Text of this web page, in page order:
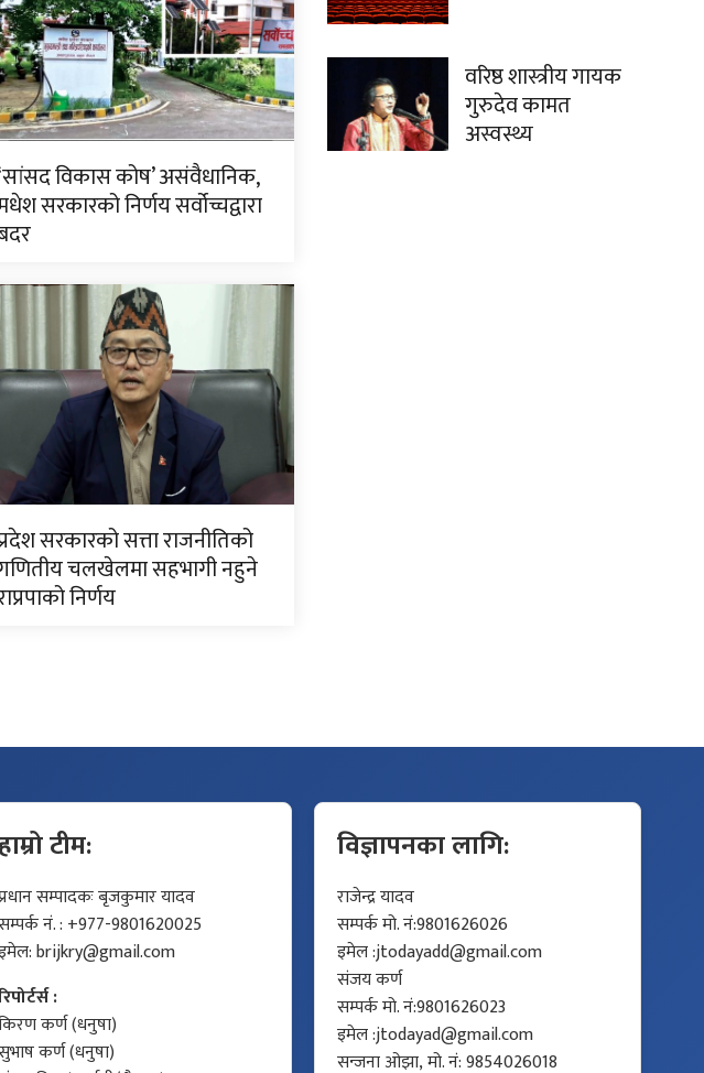
विकास कोष’ असंवैधानिक,
सरकारको निर्णय सर्वोच्चद्वारा
सरकारको सत्ता राजनीतिको
चलखेलमा सहभागी नहुने
निर्णय
वरिष्ठ शास्त्रीय गायक
गुरुदेव कामत
अस्वस्थ्य
टीम:
सम्पादकः बृजकुमार यादव
नं. : +977-9801620025
brijkry@gmail.com
:
कर्ण (धनुषा)
कर्ण (धनुषा)
विज्ञापनका लागि:
राजेन्द्र यादव
सम्पर्क मो. नं:9801626026
इमेल :jtodayadd@gmail.com
संजय कर्ण
सम्पर्क मो. नं:9801626023
इमेल :jtodayad@gmail.com
सन्जना ओझा, मो. नं: 9854026018